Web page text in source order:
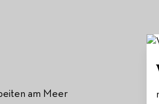
am Meer